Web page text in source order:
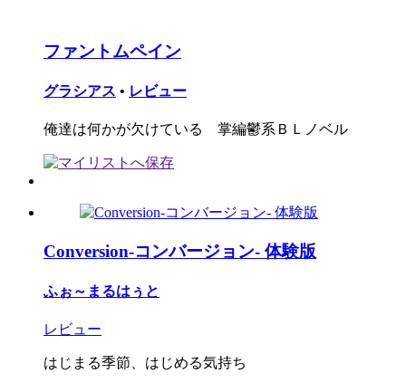
ファントムペイン
グラシアス • レビュー
俺達は何かが欠けている 掌編鬱系ＢＬノベル
Conversion-コンバージョン- 体験版
ふぉ～まるはぅと
レビュー
はじまる季節、はじめる気持ち